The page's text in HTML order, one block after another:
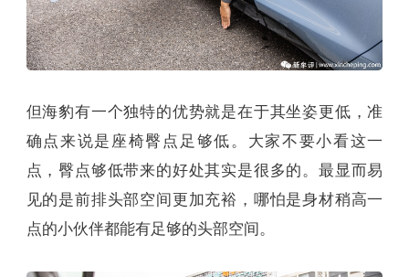
但海豹有一个独特的优势就是在于其坐姿更低，准
确点来说是座椅臀点足够低。大家不要小看这一
点，臀点够低带来的好处其实是很多的。最显而易
见的是前排头部空间更加充裕，哪怕是身材稍高一
点的小伙伴都能有足够的头部空间。